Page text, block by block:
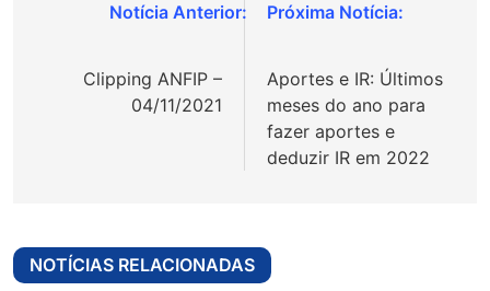
Navegação
Post
Clipping ANFIP –
04/11/2021
Aportes e IR: Últimos
meses do ano para
fazer aportes e
deduzir IR em 2022
NOTÍCIAS RELACIONADAS